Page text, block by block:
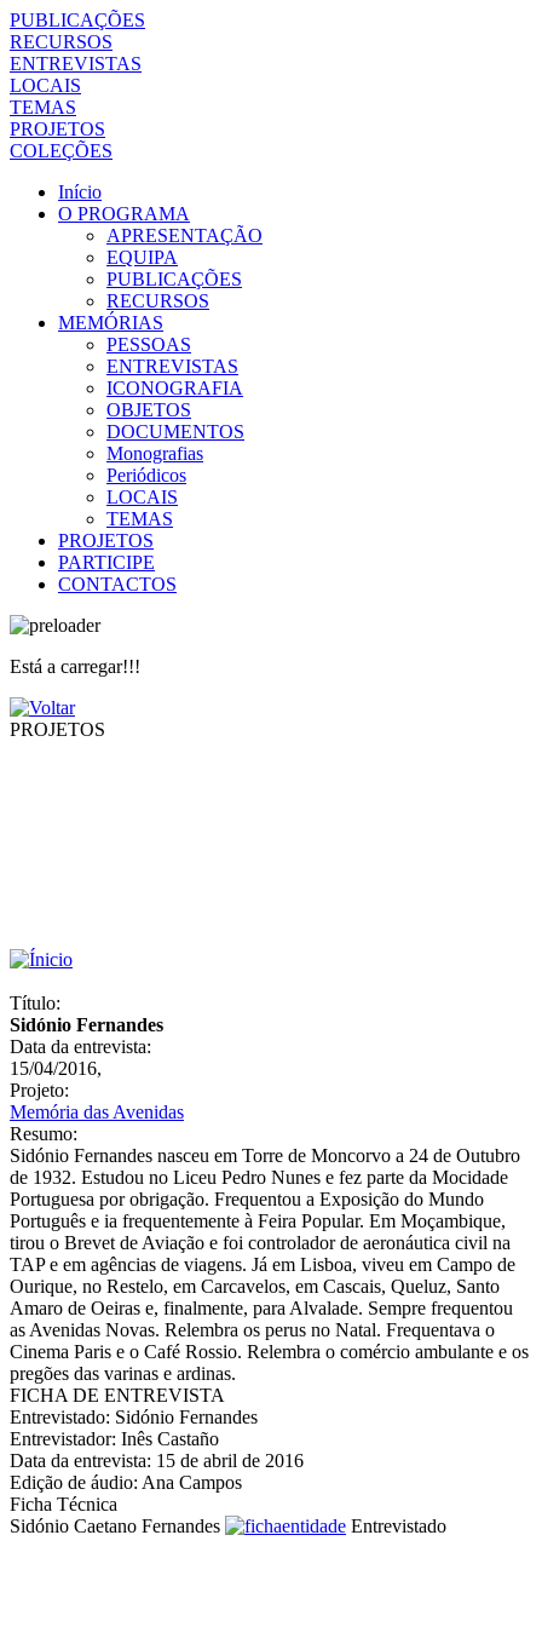
PUBLICAÇÕES
RECURSOS
ENTREVISTAS
LOCAIS
TEMAS
PROJETOS
COLEÇÕES
Início
O PROGRAMA
APRESENTAÇÃO
EQUIPA
PUBLICAÇÕES
RECURSOS
MEMÓRIAS
PESSOAS
ENTREVISTAS
ICONOGRAFIA
OBJETOS
DOCUMENTOS
Monografias
Periódicos
LOCAIS
TEMAS
PROJETOS
PARTICIPE
CONTACTOS
Está a carregar!!!
PROJETOS
Título:
Sidónio Fernandes
Data da entrevista:
15/04/2016,
Projeto:
Memória das Avenidas
Resumo:
Sidónio Fernandes nasceu em Torre de Moncorvo a 24 de Outubro
de 1932. Estudou no Liceu Pedro Nunes e fez parte da Mocidade
Portuguesa por obrigação. Frequentou a Exposição do Mundo
Português e ia frequentemente à Feira Popular. Em Moçambique,
tirou o Brevet de Aviação e foi controlador de aeronáutica civil na
TAP e em agências de viagens. Já em Lisboa, viveu em Campo de
Ourique, no Restelo, em Carcavelos, em Cascais, Queluz, Santo
Amaro de Oeiras e, finalmente, para Alvalade. Sempre frequentou
as Avenidas Novas. Relembra os perus no Natal. Frequentava o
Cinema Paris e o Café Rossio. Relembra o comércio ambulante e os
pregões das varinas e ardinas.
FICHA DE ENTREVISTA
Entrevistado: Sidónio Fernandes
Entrevistador: Inês Castaño
Data da entrevista: 15 de abril de 2016
Edição de áudio: Ana Campos
Ficha Técnica
Sidónio Caetano Fernandes
Entrevistado